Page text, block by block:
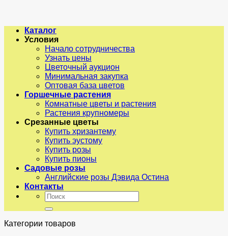
Каталог
Условия
Начало сотрудничества
Узнать цены
Цветочный аукцион
Минимальная закупка
Оптовая база цветов
Горшечные растения
Комнатные цветы и растения
Растения крупномеры
Срезанные цветы
Купить хризантему
Купить эустому
Купить розы
Купить пионы
Садовые розы
Английские розы Дэвида Остина
Контакты
Искать:
Категории товаров